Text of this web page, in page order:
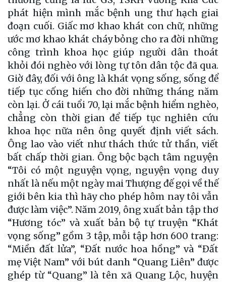
phát hiện mình mắc bệnh ung thư hạch giai
đoạn cuối. Giấc mơ khao khát con chữ, những
ước mơ khao khát cháy bỏng cho ra đời những
công trình khoa học giúp người dân thoát
khỏi đói nghèo với lòng tự tôn dân tộc đã qua.
Giờ đây, đối với ông là khát vọng sống, sống để
tiếp tục cống hiến cho đời những tháng năm
còn lại. Ở cái tuổi 70, lại mắc bệnh hiểm nghèo,
chẳng còn thời gian để tiếp tục nghiên cứu
khoa học nữa nên ông quyết định viết sách.
Ông lao vào viết như thách thức tử thần, viết
bất chấp thời gian. Ông bộc bạch tâm nguyện
“Tôi có một nguyện vọng, nguyện vọng duy
nhất là nếu một ngày mai Thượng đế gọi về thế
giới bên kia thì hãy cho phép hôm nay tôi vẫn
được làm việc”. Năm 2019, ông xuất bản tập thơ
“Hương tóc” và xuất bản bộ tự truyện “Khát
vọng sống” gồm 3 tập, mỗi tập hơn 600 trang:
“Miền đất lửa”, “Đất nước hoa hồng” và “Đất
mẹ Việt Nam” với bút danh “Quang Liên” được
ghép từ “Quang” là tên xã Quang Lộc, huyện